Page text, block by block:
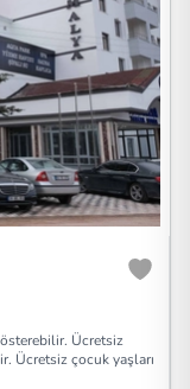
Ücretsiz
Ücretsiz çocuk yaşları